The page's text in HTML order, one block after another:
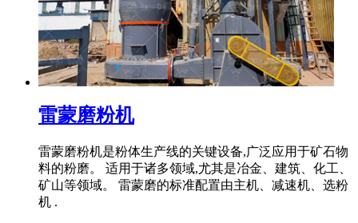
雷蒙磨粉机
雷蒙磨粉机是粉体生产线的关键设备,广泛应用于矿石物
料的粉磨。 适用于诸多领域,尤其是冶金、建筑、化工、
矿山等领域。 雷蒙磨的标准配置由主机、减速机、选粉
机 .